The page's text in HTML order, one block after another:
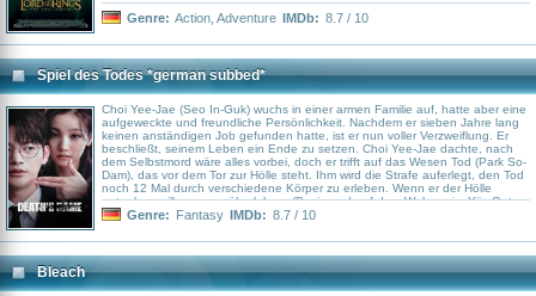
Genre: Action Adventure IMDb: 8.7 / 10
Spiel des Todes *german subbed*
Choi Yee-Jae (Seo In-Guk) wuchs in einer armen Familie auf, hatte aber eine
aufgeweckte und freundliche Persönlichkeit. Nachdem er sieben Jahre lang
keinen anständigen Job gefunden hatte, ist er nun voller Verzweiflung. Er
beschließt, seinem Leben ein Ende zu setzen. Choi Yee-Jae dachte, nach
dem Selbstmord wäre alles vorbei, doch er trifft auf das Wesen Tod (Park So-
Dam), das vor dem Tor zur Hölle steht. Ihm wird die Strafe auferlegt, den Tod
noch 12 Mal durch verschiedene Körper zu erleben. Wenn er der Hölle
entgehen will, muss er überleben. (Basierend auf dem Webcomic „Yije Got
Jookseummida“, von Lee Won-Sik)
Genre: Fantasy IMDb: 8.7 / 10
Bleach